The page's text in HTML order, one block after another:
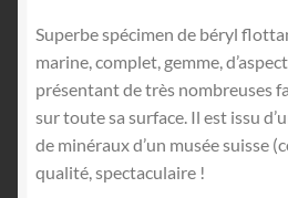
Superbe spécimen de béryl
marine, complet, gemme,
présentant de très nombreuses
sur toute sa surface. Il est issu
de minéraux d’un musée suisse
qualité, spectaculaire !